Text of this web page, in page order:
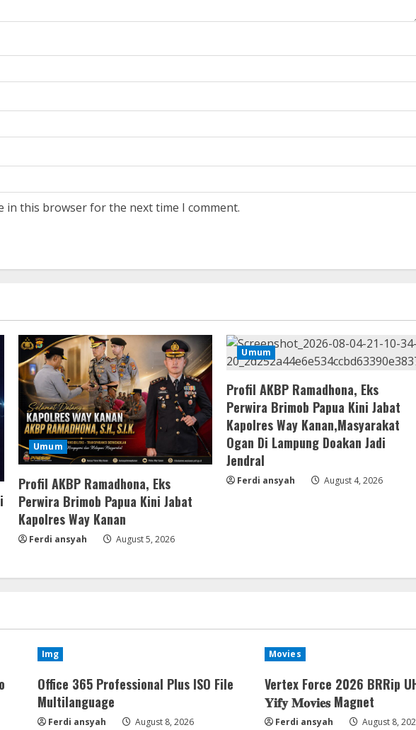
in this browser for the next time I comment.
Umum
Profil AKBP Ramadhona, Eks
Perwira Brimob Papua Kini Jabat
Kapolres Way Kanan
Ferdi ansyah August 5, 2026
Umum
Profil AKBP Ramadhona, Eks
Perwira Brimob Papua Kini Jabat
Kapolres Way Kanan,Masyarakat
Ogan Di Lampung Doakan Jadi
Jendral
Ferdi ansyah August 4, 2026
Img
Office 365 Professional Plus ISO File
Multilanguage
Ferdi ansyah August 8, 2026
Movies
Vertex Force 2026 BRRip
𝐘𝐢𝐟𝐲 𝐌𝐨𝐯𝐢𝐞𝐬 Magnet
Ferdi ansyah August 8,